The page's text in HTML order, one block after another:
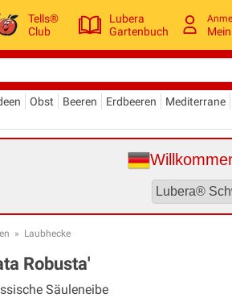
Tells®
Club
Lubera
Gartenbuch
Obst Beeren Erdbeeren Mediterrane
» Laubhecke
Robusta'
Säuleneibe